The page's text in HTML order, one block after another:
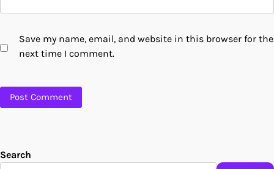
Save my name, email, and website in this browser for the
next time I comment.
Search